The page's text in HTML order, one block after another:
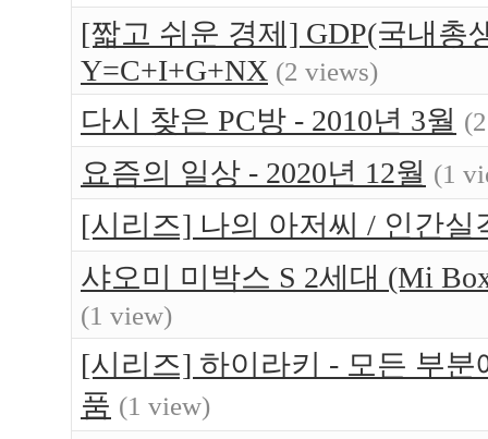
[짧고 쉬운 경제] GDP(국내총
Y=C+I+G+NX (2 views)
다시 찾은 PC방 - 2010년 3월
요즘의 일상 - 2020년 12월 (1
[시리즈] 나의 아저씨 / 인간
샤오미 미박스 S 2세대 (Mi
(1 view)
[시리즈] 하이라키 - 모든 부
품 (1 view)